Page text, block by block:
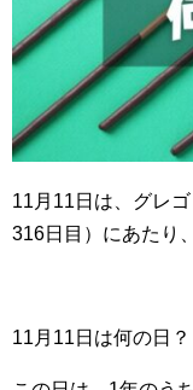
11月11日は、グレ
316日目）にあたり
11月11日は何の日？